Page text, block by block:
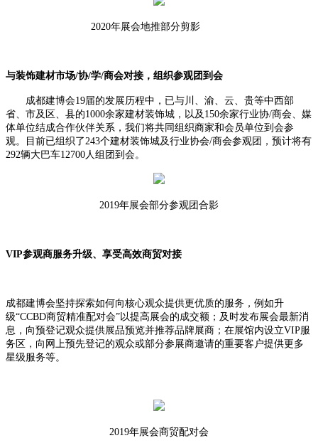
2020年展会地推部分剪影
与装饰建材市场/协/学/商会对接，组织参观团到会
成都建博会19届的发展历程中，已与川、渝、云、贵等中西部
省、市及区、县的1000余家建材装饰城，以及150余家行业协/商会、媒
体单位结成合作伙伴关系， 我们将共同组织商家和会员单位到会参
观。
目前已组织了243个建材装饰城及行业协会/商会参观团 ，预计将有
292辆大巴车12700人组团到会。
2019年展会部分参观团合影
VIP参观商服务升级、 享受高效商贸对接
成都建博会坚持探索如何向核心观众提供更优质的服务，例如升
级“CCBD商贸精准配对会”以提高展会的成交额；及时发布展会最新消
息，向预登记观众提供展品预览并推荐品牌展商；在展馆内设立VIP服
务区，向网上预先登记的观众或部分参展商邀请的重要客户提供更多
星级服务等。
2019年展会商贸配对会